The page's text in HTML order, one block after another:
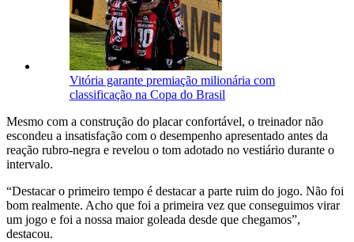
Vitória garante premiação milionária com
classificação na Copa do Brasil
Mesmo com a construção do placar confortável, o treinador não
escondeu a insatisfação com o desempenho apresentado antes da
reação rubro-negra e revelou o tom adotado no vestiário durante o
intervalo.
“Destacar o primeiro tempo é destacar a parte ruim do jogo. Não foi
bom realmente. Acho que foi a primeira vez que conseguimos virar
um jogo e foi a nossa maior goleada desde que chegamos”,
destacou.